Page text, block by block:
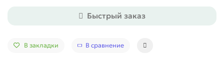
Быстрый заказ
В закладки В сравнение